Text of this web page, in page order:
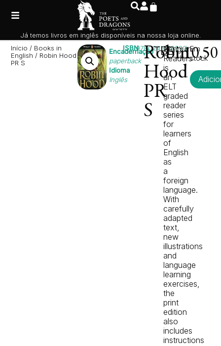
Início / Books in
English / Robin Hood
PR S
Encadernação
paperback
Idioma
Inglês
ISBN9780241463390
Robin
Hood
PR
S
TBDPenguin
Readers
is
an
ELT
graded
reader
series
for
learners
of
English
as
a
foreign
language.
With
carefully
adapted
text,
new
illustrations
and
language
learning
exercises,
the
print
edition
also
includes
instructions
10,50
Em
stock
Já temos livros em inglês disponíveis na nossa loja online.